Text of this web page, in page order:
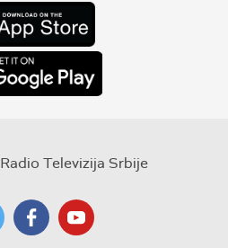
Radio Televizija Srbije